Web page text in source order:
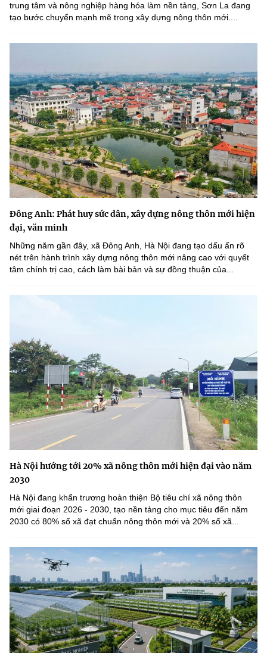
trung tâm và nông nghiệp hàng hóa làm nền tảng, Sơn La đang
tạo bước chuyển mạnh mẽ trong xây dựng nông thôn mới....
Đông Anh: Phát huy sức dân, xây dựng nông thôn mới hiện
đại, văn minh
Những năm gần đây, xã Đông Anh, Hà Nội đang tạo dấu ấn rõ
nét trên hành trình xây dựng nông thôn mới nâng cao với quyết
tâm chính trị cao, cách làm bài bản và sự đồng thuận của...
Hà Nội hướng tới 20% xã nông thôn mới hiện đại vào năm
2030
Hà Nội đang khẩn trương hoàn thiện Bộ tiêu chí xã nông thôn
mới giai đoạn 2026 - 2030, tạo nền tảng cho mục tiêu đến năm
2030 có 80% số xã đạt chuẩn nông thôn mới và 20% số xã...